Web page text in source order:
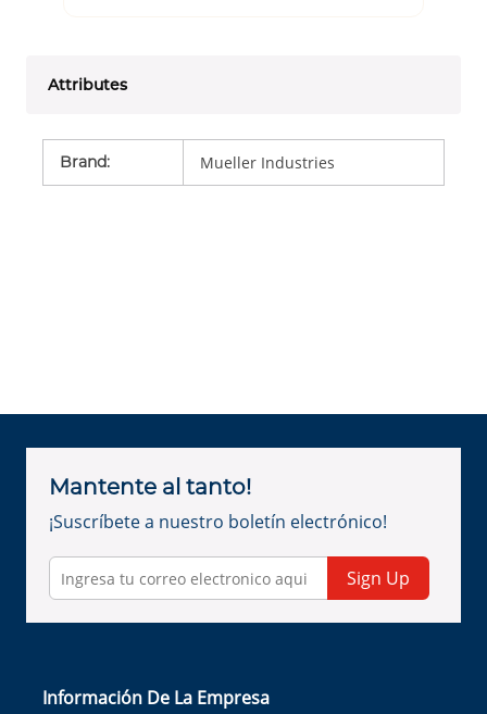
Attributes
Brand: Mueller Industries
Mantente al tanto!
¡Suscríbete a nuestro boletín electrónico!
Sign Up
Información De La Empresa